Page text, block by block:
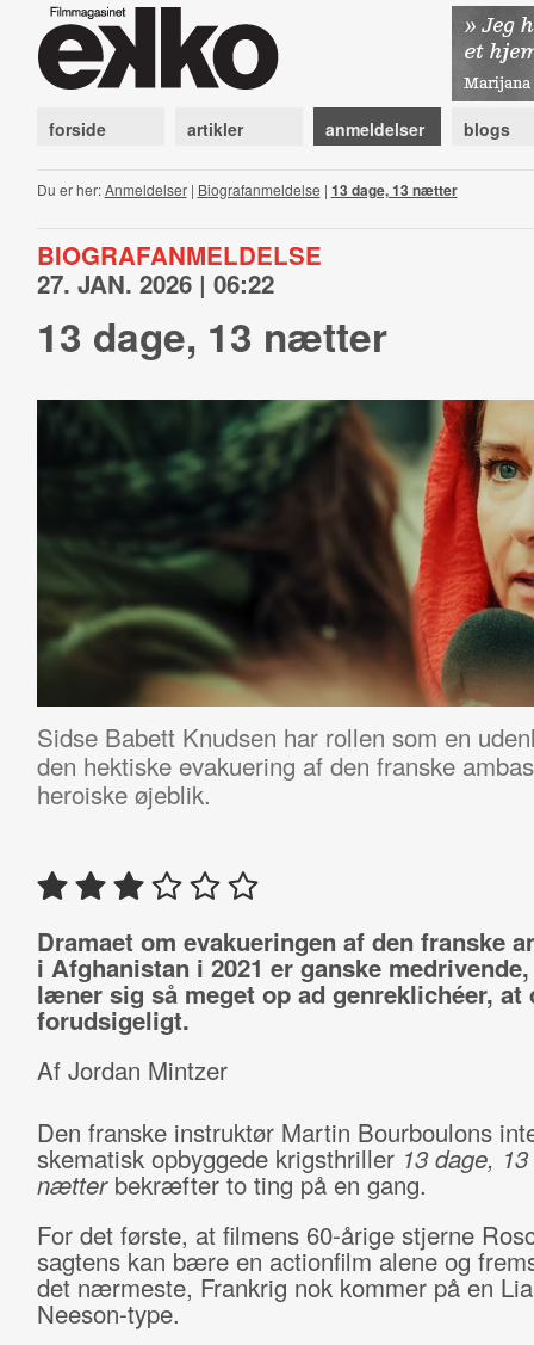
forside artikler anmeldelser blogs
Du er her:Anmeldelser| Biografanmeldelse | 13 dage, 13 nætter
BIOGRAFANMELDELSE
27. JAN. 2026 | 06:22
13 dage, 13 nætter
Sidse Babett Knudsen har rollen som en
den hektiske evakuering af den franske
heroiske øjeblik.
Dramaet om evakueringen af den franske
i Afghanistan i 2021 er ganske
læner sig så meget op ad genreklichéer, at
forudsigeligt.
Af Jordan Mintzer
Den franske instruktør Martin Bourboulons
skematisk opbyggede krigsthriller 13 dage, 13
nætterbekræfter to ting på en gang.
For det første, at filmens 60-årige stjerne
sagtens kan bære en actionfilm alene og
det nærmeste, Frankrig nok kommer på en
Neeson-type.